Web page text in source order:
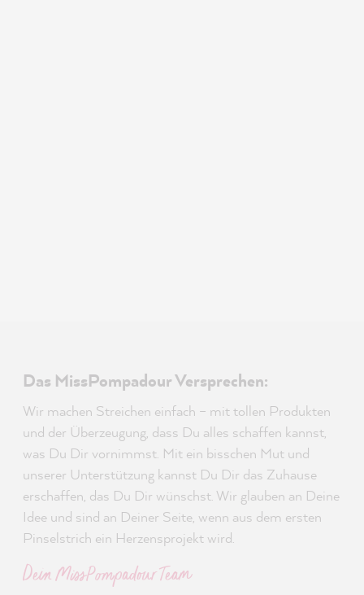
Das MissPompadour Versprechen:
Wir machen Streichen einfach – mit tollen Produkten
und der Überzeugung, dass Du alles schaffen kannst,
was Du Dir vornimmst. Mit ein bisschen Mut und
unserer Unterstützung kannst Du Dir das Zuhause
erschaffen, das Du Dir wünschst. Wir glauben an Deine
Idee und sind an Deiner Seite, wenn aus dem ersten
Pinselstrich ein Herzensprojekt wird.
Dein MissPompadour Team